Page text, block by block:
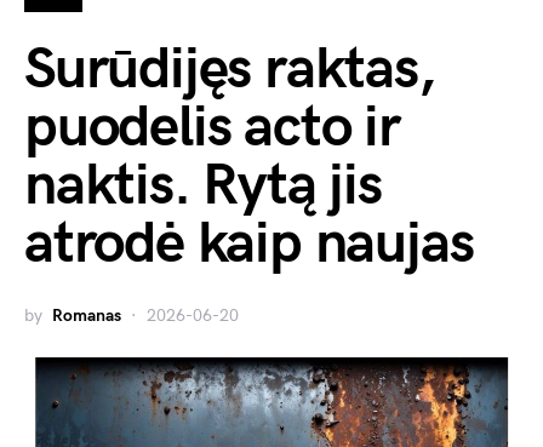
Surūdijęs raktas,
puodelis acto ir
naktis. Rytą jis
atrodė kaip naujas
by Romanas 2026-06-20